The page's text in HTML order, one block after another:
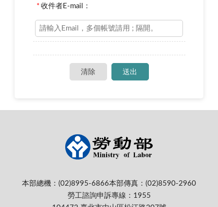
* 收件者E-mail：
本部總機：(02)8995-6866本部傳真：(02)8590-2960
勞工諮詢申訴專線：1955